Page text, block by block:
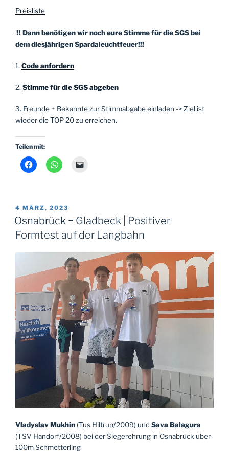
Preisliste
!!! Dann benötigen wir noch eure Stimme für die SGS bei
dem diesjährigen Spardaleuchtfeuer!!!
1. Code anfordern
2. Stimme für die SGS abgeben
3. Freunde + Bekannte zur Stimmabgabe einladen -> Ziel ist
wieder die TOP 20 zu erreichen.
Teilen mit:
VERÖFFENTLICHT
AM
4 MÄRZ, 2023
Osnabrück + Gladbeck | Positiver
Formtest auf der Langbahn
Vladyslav Mukhin (Tus Hiltrup/2009) und Sava Balagura
(TSV Handorf/2008) bei der Siegerehrung in Osnabrück über
100m Schmetterling